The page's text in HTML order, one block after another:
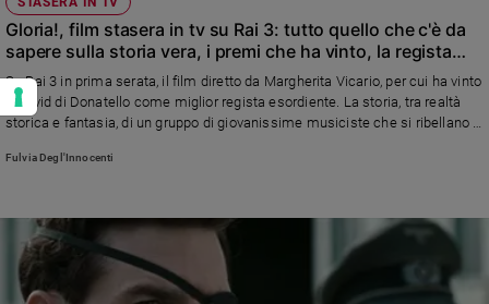
Gloria!, film stasera in tv su Rai 3: tutto quello che c'è da
sapere sulla storia vera, i premi che ha vinto, la regista
Margherita Vicario
Su Rai 3 in prima serata, il film diretto da Margherita Vicario, per cui ha vinto
il David di Donatello come miglior regista esordiente. La storia, tra realtà
storica e fantasia, di un gruppo di giovanissime musiciste che si ribellano a
Fulvia Degl'Innocenti